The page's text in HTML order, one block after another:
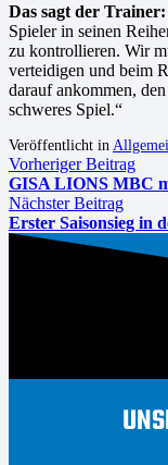
Das sagt der Trainer:
Spieler in seinen
zu kontrollieren. Wir
verteidigen und beim
darauf ankommen,
schweres Spiel.“
Veröffentlicht in
Vorheriger Beitrag
GISA LIONS MBC
Nächster Beitrag
Erster Saisonsieg in